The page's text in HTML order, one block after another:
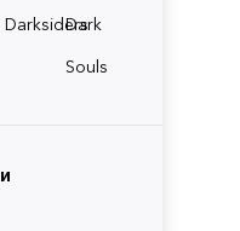
Darksiders
Dark
Souls